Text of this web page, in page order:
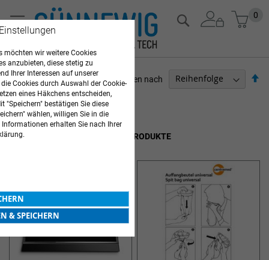
Zum
Inhalt
0
Suche
Artikel1-12von36
Sortieren nach
KRANKENPFLEGE- UND KLINIKPRODUKTE
ARZTBEDARF
möchten wir weitere Cookies
anzubieten, diese stetig zu
Ihrer Interessen auf unserer
Cookies durch Auswahl der Cookie-
eines Häkchens entscheiden,
"Speichern" bestätigen Sie diese
wählen, willigen Sie in die
erhalten Sie nach Ihrer
& SPEICHERN